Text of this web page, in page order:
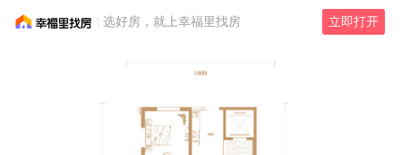
选好房，就上幸福里找房 立即打开